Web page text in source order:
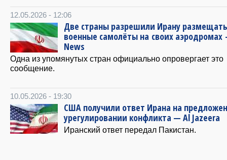
12.05.2026 - 12:06
Две страны разрешили Ирану размещать
военные самолёты на своих аэродромах
News
Одна из упомянутых стран официально опровергает это
сообщение.
10.05.2026 - 19:30
США получили ответ Ирана на
урегулировании конфликта — Al Jazeera
Иранский ответ передал Пакистан.